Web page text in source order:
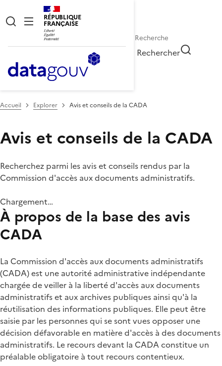
RÉPUBLIQUE
FRANÇAISE
Rechercher
Accueil Explorer Avis et conseils de la CADA
Avis et conseils de la CADA
Recherchez parmi les avis et conseils rendus par la
Commission d'accès aux documents administratifs.
Chargement…
À propos de la base des avis
CADA
La Commission d'accès aux documents administratifs
(CADA) est une autorité administrative indépendante
chargée de veiller à la liberté d'accès aux documents
administratifs et aux archives publiques ainsi qu'à la
réutilisation des informations publiques. Elle peut être
saisie par les personnes qui se sont vues opposer une
décision défavorable en matière d'accès à des documents
administratifs. Le recours devant la CADA constitue un
préalable obligatoire à tout recours contentieux.